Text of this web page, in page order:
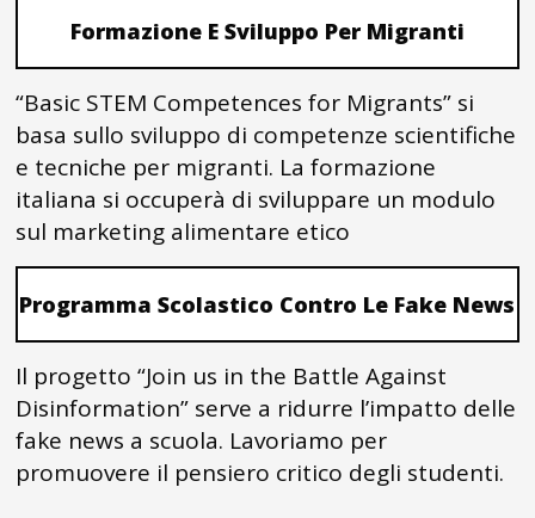
Formazione E Sviluppo Per Migranti
“Basic STEM Competences for Migrants” si
basa sullo sviluppo di competenze scientifiche
e tecniche per migranti. La formazione
italiana si occuperà di sviluppare un modulo
sul marketing alimentare etico
Programma Scolastico Contro Le Fake News
Il progetto “Join us in the Battle Against
Disinformation” serve a ridurre l’impatto delle
fake news a scuola. Lavoriamo per
promuovere il pensiero critico degli studenti.